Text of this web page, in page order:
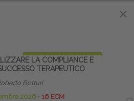
LA COMPLIANCE E
TERAPEUTICO
Botturi
2026 ∙ 16 ECM
×
×